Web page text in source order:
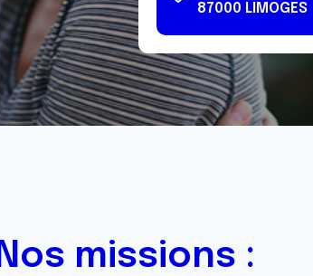
87000 LIMOGES
Nos missions :